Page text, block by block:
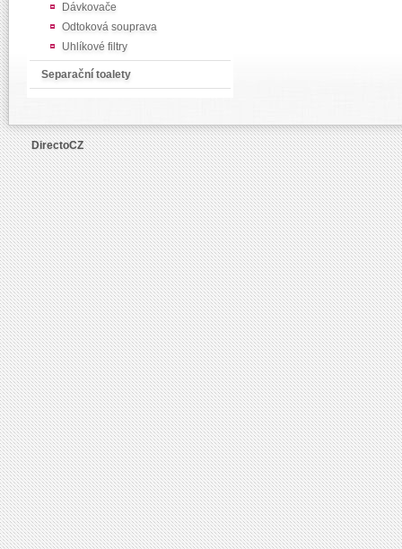
Dávkovače
Odtoková souprava
Uhlíkové filtry
Separační toalety
DirectoCZ